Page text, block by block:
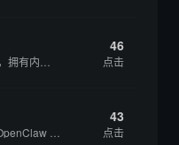
46
点击
43
点击